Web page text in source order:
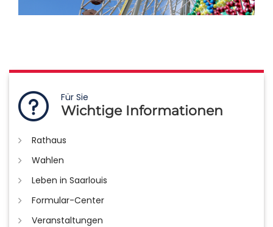
Für Sie
Wichtige Informationen
Rathaus
Wahlen
Leben in Saarlouis
Formular-Center
Veranstaltungen